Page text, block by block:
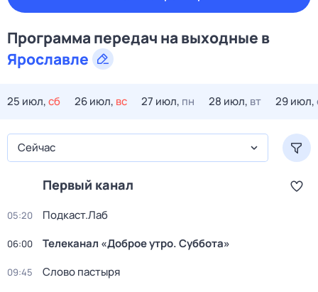
Программа передач на выходные в
Ярославле
25 июл,сб 26 июл, вс 27 июл, пн 28 июл, вт 29 июл,
Сейчас
Первый канал
05:20 Подкаст.Лаб
06:00 Телеканал «Доброе утро. Суббота»
09:45 Слово пастыря